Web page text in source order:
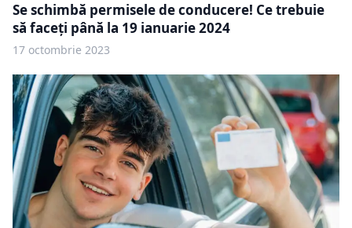
Se schimbă permisele de conducere! Ce trebuie
să faceți până la 19 ianuarie 2024
17 octombrie 2023